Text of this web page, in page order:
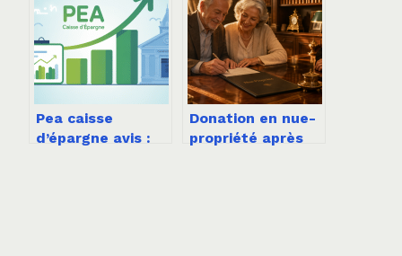
Pea caisse
d’épargne avis :
Donation en nue-
propriété après